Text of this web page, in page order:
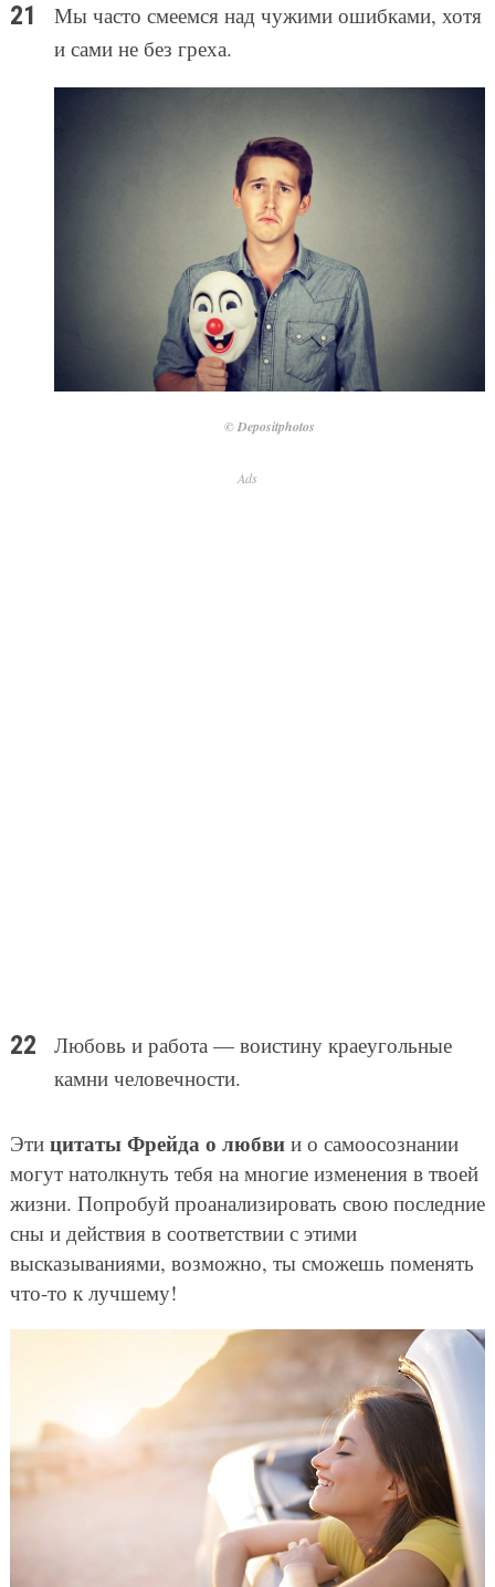
Мы часто смеемся над чужими ошибками, хотя
и сами не без греха.
© Depositphotos
Ads
Любовь и работа — воистину краеугольные
камни человечности.
Эти цитаты Фрейда о любвии о самоосознании
могут натолкнуть тебя на многие изменения в твоей
жизни. Попробуй проанализировать свою последние
сны и действия в соответствии с этими
высказываниями, возможно, ты сможешь поменять
что-то к лучшему!